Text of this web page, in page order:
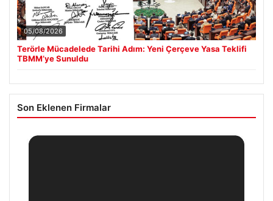
05/08/2026
Terörle Mücadelede Tarihi Adım: Yeni Çerçeve Yasa Teklifi
TBMM’ye Sunuldu
Son Eklenen Firmalar